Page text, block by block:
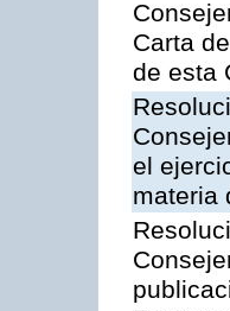
Carta
de esta
el
materia